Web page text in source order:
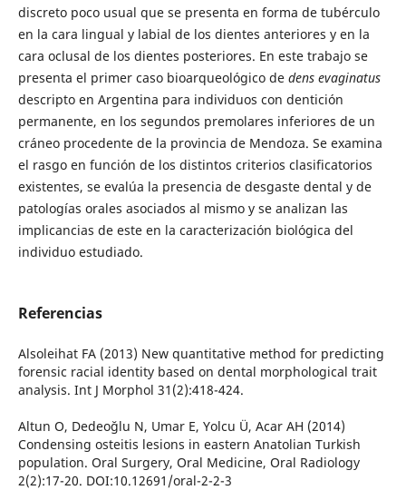
discreto poco usual que se presenta en forma de tubérculo
en la cara lingual y labial de los dientes anteriores y en la
cara oclusal de los dientes posteriores. En este trabajo se
presenta el primer caso bioarqueológico de dens evaginatus
descripto en Argentina para individuos con dentición
permanente, en los segundos premolares inferiores de un
cráneo procedente de la provincia de Mendoza. Se examina
el rasgo en función de los distintos criterios clasificatorios
existentes, se evalúa la presencia de desgaste dental y de
patologías orales asociados al mismo y se analizan las
implicancias de este en la caracterización biológica del
individuo estudiado.
Referencias
Alsoleihat FA (2013) New quantitative method for predicting
forensic racial identity based on dental morphological trait
analysis. Int J Morphol 31(2):418-424.
Altun O, Dedeoğlu N, Umar E, Yolcu Ü, Acar AH (2014)
Condensing osteitis lesions in eastern Anatolian Turkish
population. Oral Surgery, Oral Medicine, Oral Radiology
2(2):17-20. DOI:10.12691/oral-2-2-3